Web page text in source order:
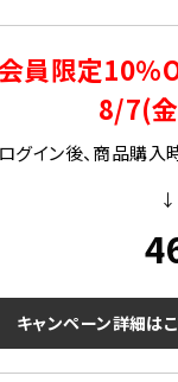
員限定10％
8/7(
グイン後、商品購入
↓
キャンペーン詳細は